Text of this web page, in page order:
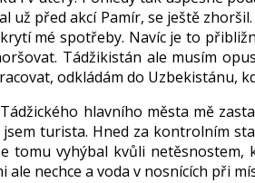
už před akcí Pamír, se ještě
mé spotřeby. Navíc je to
Tádžikistán ale musím
odkládám do Uzbekistánu,
hlavního města mě
turista. Hned za kontrolním
tomu vyhýbal kvůli
ale nechce a voda v nosnících při